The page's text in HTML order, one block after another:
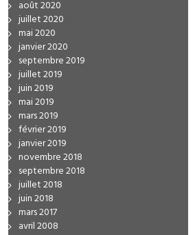
août 2020
juillet 2020
mai 2020
janvier 2020
septembre 2019
juillet 2019
juin 2019
mai 2019
mars 2019
février 2019
janvier 2019
novembre 2018
septembre 2018
juillet 2018
juin 2018
mars 2017
avril 2008